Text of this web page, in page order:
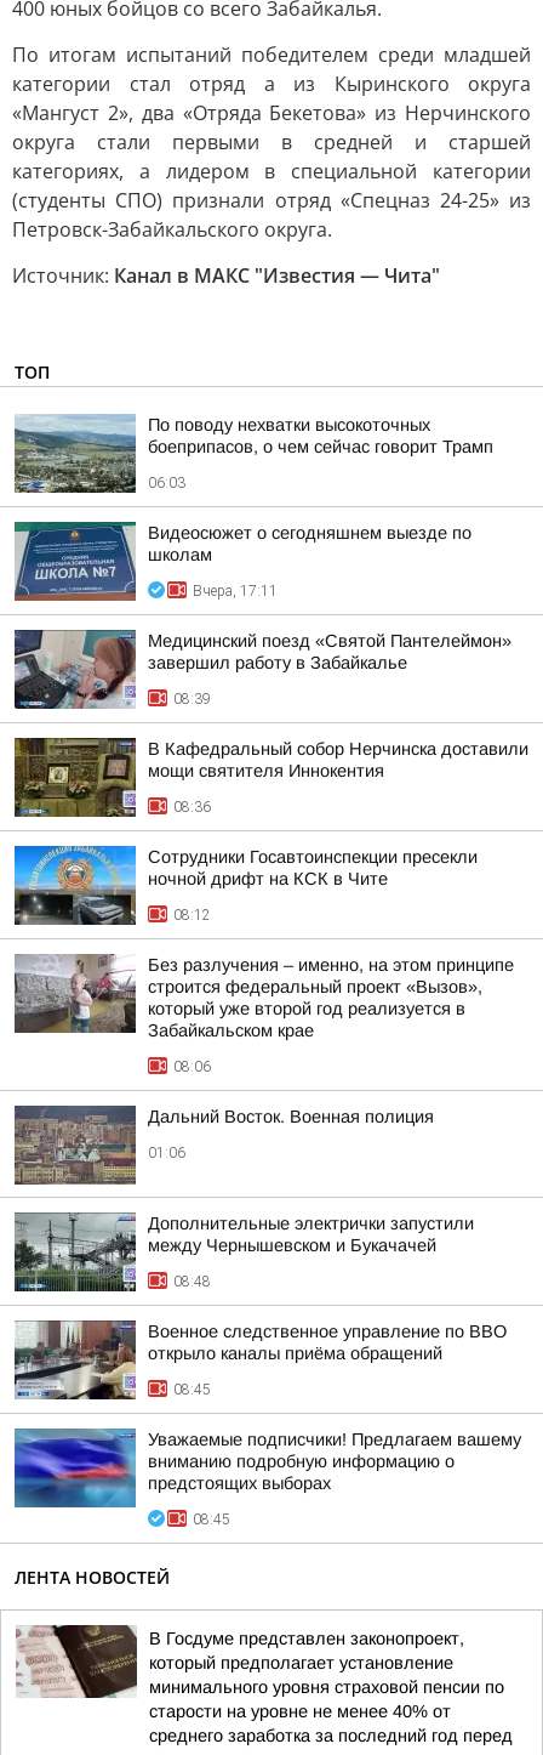
400 юных бойцов со всего Забайкалья.
По итогам испытаний победителем среди младшей
категории стал отряд а из Кыринского округа
«Мангуст 2», два «Отряда Бекетова» из Нерчинского
округа стали первыми в средней и старшей
категориях, а лидером в специальной категории
(студенты СПО) признали отряд «Спецназ 24-25» из
Петровск-Забайкальского округа.
Источник: Канал в МАКС "Известия — Чита"
ТОП
По поводу нехватки высокоточных
боеприпасов, о чем сейчас говорит Трамп
06:03
Видеосюжет о сегодняшнем выезде по
школам
Вчера, 17:11
Медицинский поезд «Святой Пантелеймон»
завершил работу в Забайкалье
08:39
В Кафедральный собор Нерчинска доставили
мощи святителя Иннокентия
08:36
Сотрудники Госавтоинспекции пресекли
ночной дрифт на КСК в Чите
08:12
Без разлучения – именно, на этом принципе
строится федеральный проект «Вызов»,
который уже второй год реализуется в
Забайкальском крае
08:06
Дальний Восток. Военная полиция
01:06
Дополнительные электрички запустили
между Чернышевском и Букачачей
08:48
Военное следственное управление по ВВО
открыло каналы приёма обращений
08:45
Уважаемые подписчики! Предлагаем вашему
вниманию подробную информацию о
предстоящих выборах
08:45
ЛЕНТА НОВОСТЕЙ
В Госдуме представлен законопроект,
который предполагает установление
минимального уровня страховой пенсии по
старости на уровне не менее 40% от
среднего заработка за последний год перед